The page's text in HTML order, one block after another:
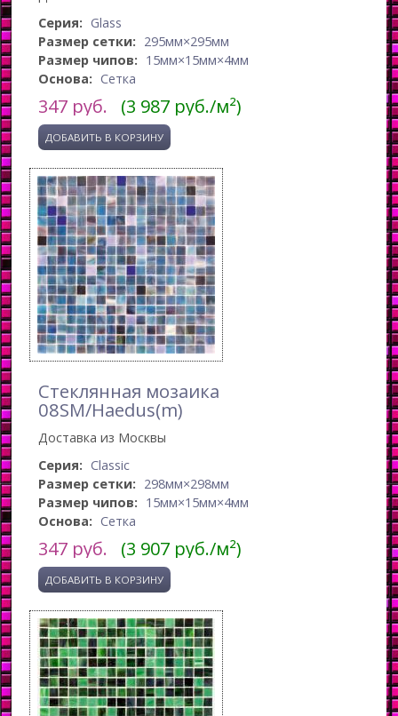
Серия: Glass
Размер сетки: 295мм×295мм
Размер чипов: 15мм×15мм×4мм
Основа: Сетка
347 руб. (3 987 руб./м²)
Стеклянная мозаика
08SM/Haedus(m)
Доставка из Москвы
Серия: Classic
Размер сетки: 298мм×298мм
Размер чипов: 15мм×15мм×4мм
Основа: Сетка
347 руб. (3 907 руб./м²)